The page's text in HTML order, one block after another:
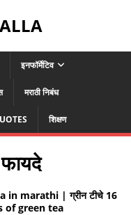
इनफॉर्मेटिव
मराठी निबंध
शिक्षण
फायदे
in marathi | ग्रीन टीचे 16
of green tea